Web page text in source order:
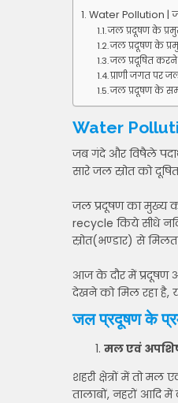
Water Pollution |
जल प्रदूषण के
जल प्रदूषण के
जल प्रदूषित
प्राणी जगत पर
जल प्रदूषण के
Water
जब गंदे और विषैले
सारे जल स्रोत को
जल प्रदूषण का मुख्य
recycle किये सीधे
स्रोत(भण्डार) से
आज के दौर में प्रदूषण
देखने को मिल रहा है,
जल प्रदूषण के
मल एवं
शहरी क्षेत्रों में तो मल
तालाबों, नहरों आदि में